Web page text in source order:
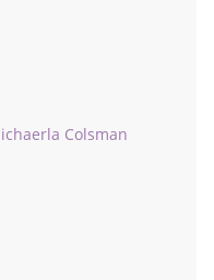
Colsman